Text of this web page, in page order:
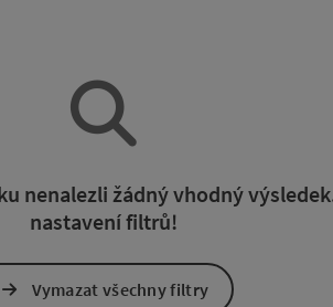
nenalezli žádný vhodný
nastavení filtrů!
Vymazat všechny filtry